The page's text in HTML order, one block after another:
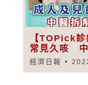
【TOPick
常見久咳 中
經濟日報